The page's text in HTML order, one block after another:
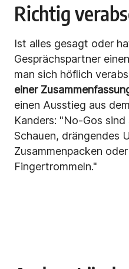
Richtig
Ist alles gesagt oder
Gesprächspartner
man sich höflich
einer
einen Ausstieg aus
Kanders: "No-Gos
Schauen, drängendes
Zusammenpacken
Fingertrommeln."